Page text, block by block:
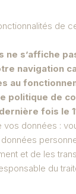
de
ne s’affiche
navigation
au
politique de
fois le
vos données :
et de les
du